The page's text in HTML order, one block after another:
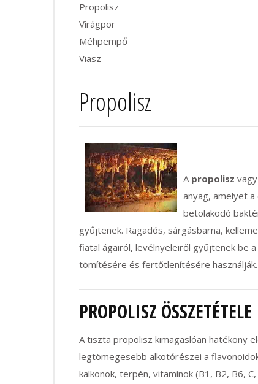
Propolisz
Virágpor
Méhpempő
Viasz
Propolisz
A propolisz
anyag, amelyet
betolakodó
gyűjtenek. Ragadós, sárgásbarna,
fiatal ágairól, levélnyeleiről gyűjtenek be
tömítésére és fertőtlenítésére használják.
PROPOLISZ ÖSSZETÉTELE
A tiszta propolisz kimagaslóan hatékony
legtömegesebb alkotórészei a
kalkonok, terpén, vitaminok (B1, B2, B6, C,